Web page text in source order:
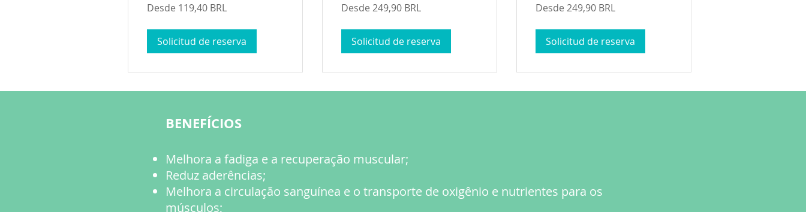
119,40
Desde 119,40 BRL
Solicitud de reserva
249,90
Desde 249,90 BRL
Solicitud de reserva
249,90
Desde 249,90 BRL
Solicitud de reserva
BENEFÍCIOS
​Melhora a fadiga e a recuperação muscular;
Reduz aderências;
Melhora a circulação sanguínea e o transporte de oxigênio e nutrientes para os
músculos;